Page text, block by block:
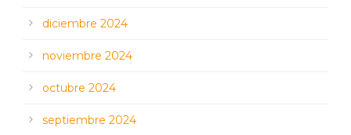
diciembre 2024
noviembre 2024
octubre 2024
septiembre 2024